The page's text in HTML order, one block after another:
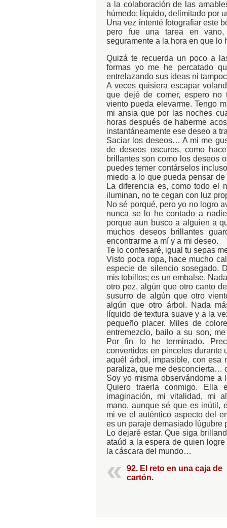
a la colaboración de las
húmedo; líquido, delimitado por
Una vez intenté fotografiar este
pero fue una tarea en
seguramente a la hora en que
Quizá te recuerda un poco a
formas yo me he percatado
entrelazando sus ideas ni
A veces quisiera escapar
que dejé de comer, espero no
viento pueda elevarme. Tengo
mi ansia que por las noches
horas después de haberme
instantáneamente ese deseo a
Saciar los deseos… A mi me
de deseos oscuros, como
brillantes son como los deseos
puedes temer contárselos
miedo a lo que pueda pensar
La diferencia es, como todo el
iluminan, no te cegan con luz
No sé porqué, pero yo no logro
nunca se lo he contado a
porque aun busco a alguien a
muchos deseos brillantes
encontrarme a mí y a mi deseo.
Te lo confesaré, igual tu sepas
Visto poca ropa, hace mucho
especie de silencio sosegado.
mis tobillos; es un embalse.
otro pez, algún que otro canto
susurro de algún que otro
algún que otro árbol. Nada
líquido de textura suave y a la
pequeño placer. Miles de
entremezclo, bailo a su son,
Por fin lo he terminado.
convertidos en pinceles durante
aquél árbol, impasible, con esa
paraliza, que me desconcierta…
Soy yo misma observándome a
Quiero traerla conmigo. Ella
imaginación, mi vitalidad, mi
mano, aunque sé que es inútil,
mi ve el auténtico aspecto del
es un paraje demasiado lúgubre
Lo dejaré estar. Que siga
ataúd a la espera de quien
la cáscara del mundo…
92. El reto en una caja de
cartón.